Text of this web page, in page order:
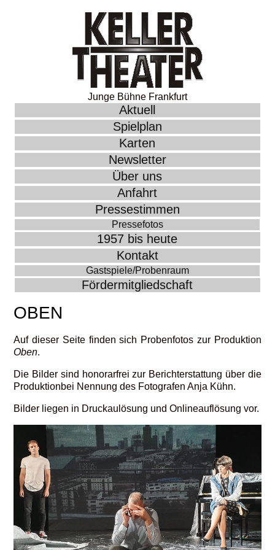
Junge Bühne Frankfurt
Aktuell
Spielplan
Karten
Newsletter
Über uns
Anfahrt
Pressestimmen
Pressefotos
1957 bis heute
Kontakt
Gastspiele/Probenraum
Fördermitgliedschaft
OBEN
Auf dieser Seite finden sich Probenfotos zur Produktion
Oben.
Die Bilder sind honorarfrei zur Berichterstattung über die
Produktionbei Nennung des Fotografen Anja Kühn.
Bilder liegen in Druckaulösung und Onlineauflösung vor.